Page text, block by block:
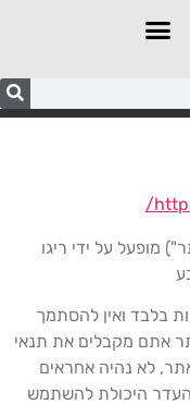
על ידי ריגו
בלבד ואין להסתמך
אתם מקבלים את תנאי
לא נהיה אחראים
היכולת להשתמש